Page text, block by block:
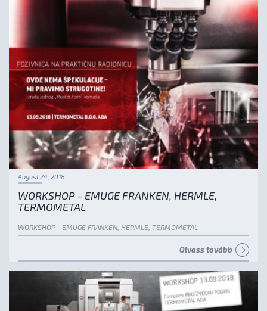
August 24, 2018
WORKSHOP - EMUGE FRANKEN, HERMLE,
TERMOMETAL
WORKSHOP - EMUGE FRANKEN, HERMLE, TERMOMETAL
Olvass tovább